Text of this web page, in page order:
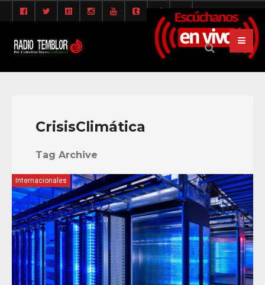
CrisisClimática
Tag Archive
Internacionales